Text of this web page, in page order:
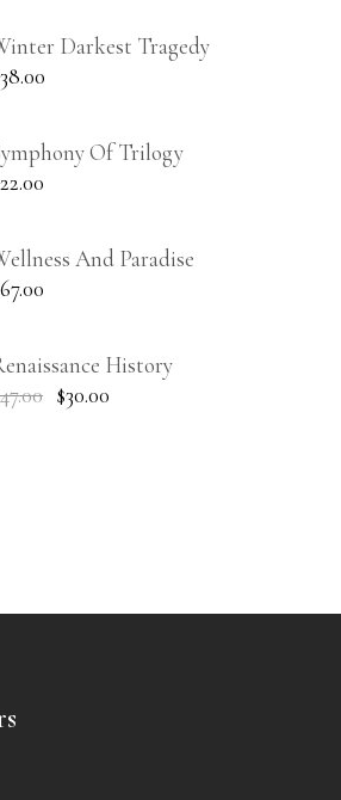
Darkest Tragedy
38.00
Of Trilogy
22.00
And Paradise
67.00
History
47.00 $30.00